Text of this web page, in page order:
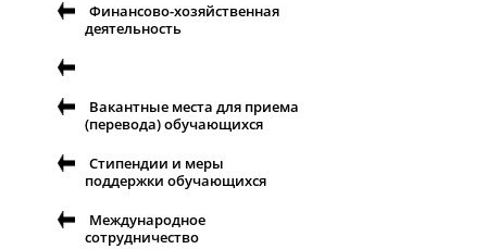
Финансово-хозяйственная
деятельность
Вакантные места для приема
(перевода) обучающихся
Стипендии и меры
поддержки обучающихся
Международное
сотрудничество